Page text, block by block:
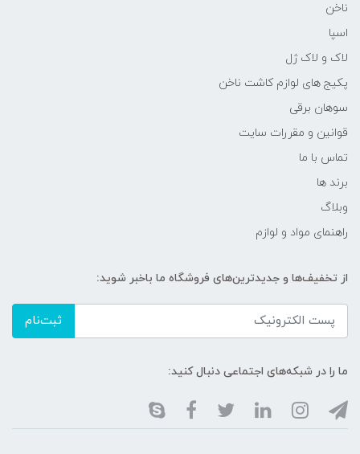
ناخن
اسپا
لاک و لاک ژل
پکیج های لوازم کاشت ناخن
سوهان برقی
قوانین و مقررات سایت
تماس با ما
برند ها
وبلاگ
راهنمای مواد و لوازم
از تخفیف‌ها و جدیدترین‌های فروشگاه ما باخبر شوید:
ثبت‌نام
ما را در شبکه‌های اجتماعی دنبال کنید: